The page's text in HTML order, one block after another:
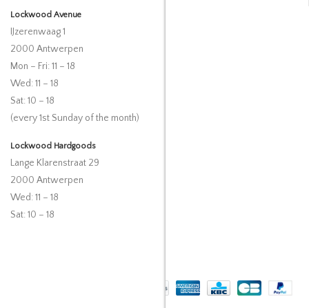
Lockwood Avenue
IJzerenwaag 1
2000 Antwerpen
Mon – Fri: 11 – 18
Wed: 11 – 18
Sat: 10 – 18
(every 1st Sunday of the month)
Lockwood Hardgoods
Lange Klarenstraat 29
2000 Antwerpen
Wed: 11 – 18
Sat: 10 – 18